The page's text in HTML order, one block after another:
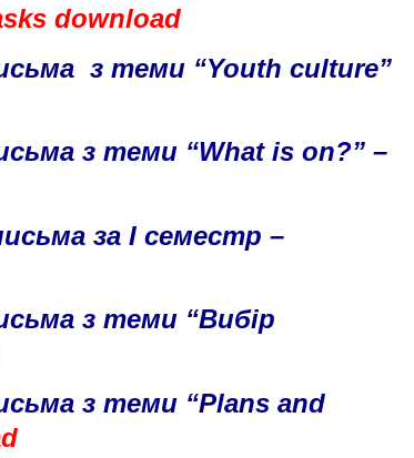
download
з теми “Youth culture”
з теми “What is on?” –
за І семестр –
з теми “Вибір
з теми “Plans and